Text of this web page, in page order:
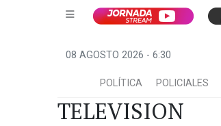
08 AGOSTO 2026 - 6:30
POLÍTICA POLICIALES
TELEVISION